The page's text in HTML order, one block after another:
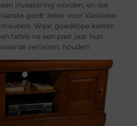
een investering worden, en dat
laatste geldt zeker voor klassieke
meubels. Waar goedkope kasten
en tafels na een paar jaar hun
waarde verliezen, houden